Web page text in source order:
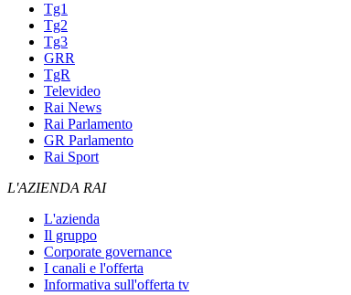
Tg1
Tg2
Tg3
GRR
TgR
Televideo
Rai News
Rai Parlamento
GR Parlamento
Rai Sport
L'AZIENDA RAI
L'azienda
Il gruppo
Corporate governance
I canali e l'offerta
Informativa sull'offerta tv